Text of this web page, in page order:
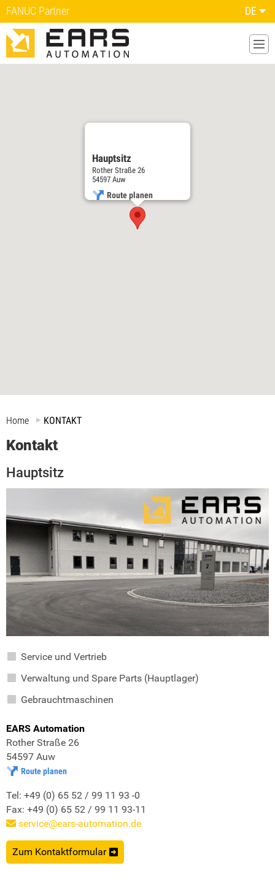
Home KONTAKT
Kontakt
Hauptsitz
Service und Vertrieb
Verwaltung und Spare Parts (Hauptlager)
Gebrauchtmaschinen
EARS Automation
Rother Straße 26
54597 Auw
Route planen
Tel: +49 (0) 65 52 / 99 11 93 -0
Fax: +49 (0) 65 52 / 99 11 93-11
service@ears-automation.de
Zum Kontaktformular
FANUC Partner DE
Hauptsitz
Rother Straße 26
54597 Auw
Route planen